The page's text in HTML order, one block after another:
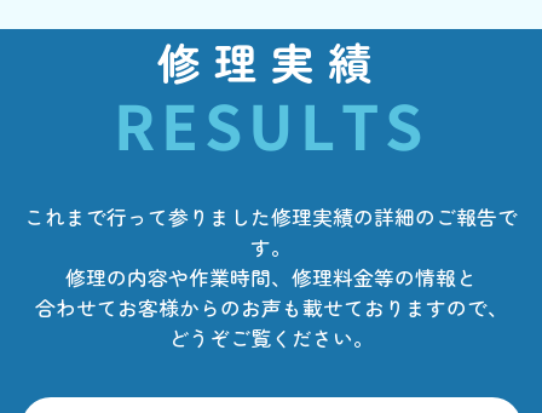
修理実績
RESULTS
これまで行って参りました修理実績の詳細のご報告で
す。
修理の内容や作業時間、修理料金等の情報と
合わせてお客様からのお声も載せておりますので、
どうぞご覧ください。